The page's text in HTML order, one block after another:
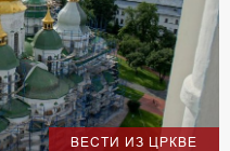
ВЕСТИ ИЗ ЦРКВЕ